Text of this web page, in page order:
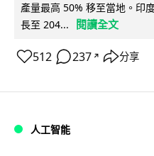
產量最高 50% 移至當地。印
長至 204...
閱讀全文
512 237 ↗ 分享
人工智能